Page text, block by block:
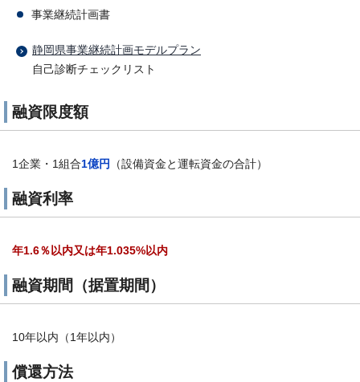
事業継続計画書
静岡県事業継続計画モデルプラン
自己診断チェックリスト
融資限度額
1企業・1組合1億円 （設備資金と運転資金の合計）
融資利率
年1.6％以内又は年1.035%以内
融資期間（据置期間）
10年以内（1年以内）
償還方法